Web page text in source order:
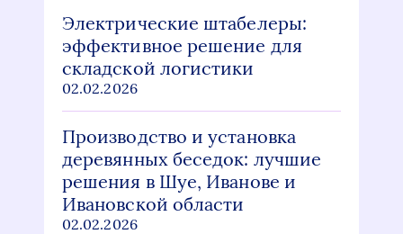
Электрические штабелеры:
эффективное решение для
складской логистики
02.02.2026
Производство и установка
деревянных беседок: лучшие
решения в Шуе, Иванове и
Ивановской области
02.02.2026